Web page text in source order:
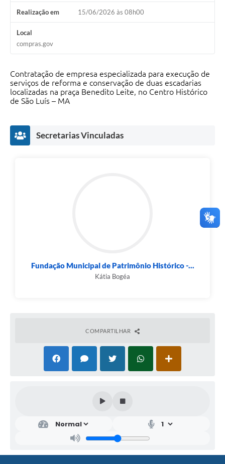
Realização em 15/06/2026 às 08h00
Local
compras.gov
Contratação de empresa especializada para execução de
serviços de reforma e conservação de duas escadarias
localizadas na praça Benedito Leite, no Centro Histórico
de São Luís – MA
Secretarias Vinculadas
Fundação Municipal de Patrimônio Histórico -...
Kátia Bogéa
COMPARTILHAR